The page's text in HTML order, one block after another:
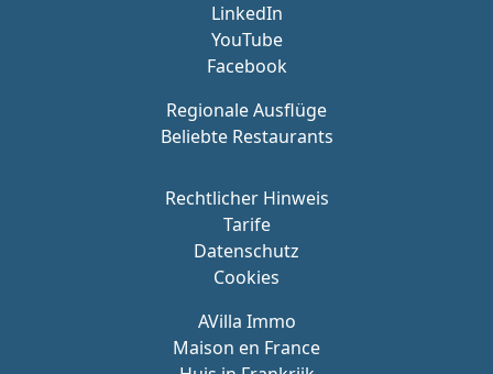
Rechtlicher Hinweis
Tarife
Datenschutz
Cookies
AVilla Immo
Maison en France
LinkedIn
YouTube
Facebook
Regionale Ausflüge
Beliebte Restaurants